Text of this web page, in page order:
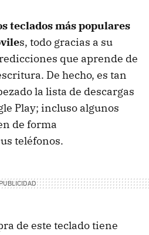
teclados más populares
s, todo gracias a su
que aprende de
De hecho, es tan
la lista de descargas
Play; incluso algunos
de forma
teléfonos.
de este teclado tiene